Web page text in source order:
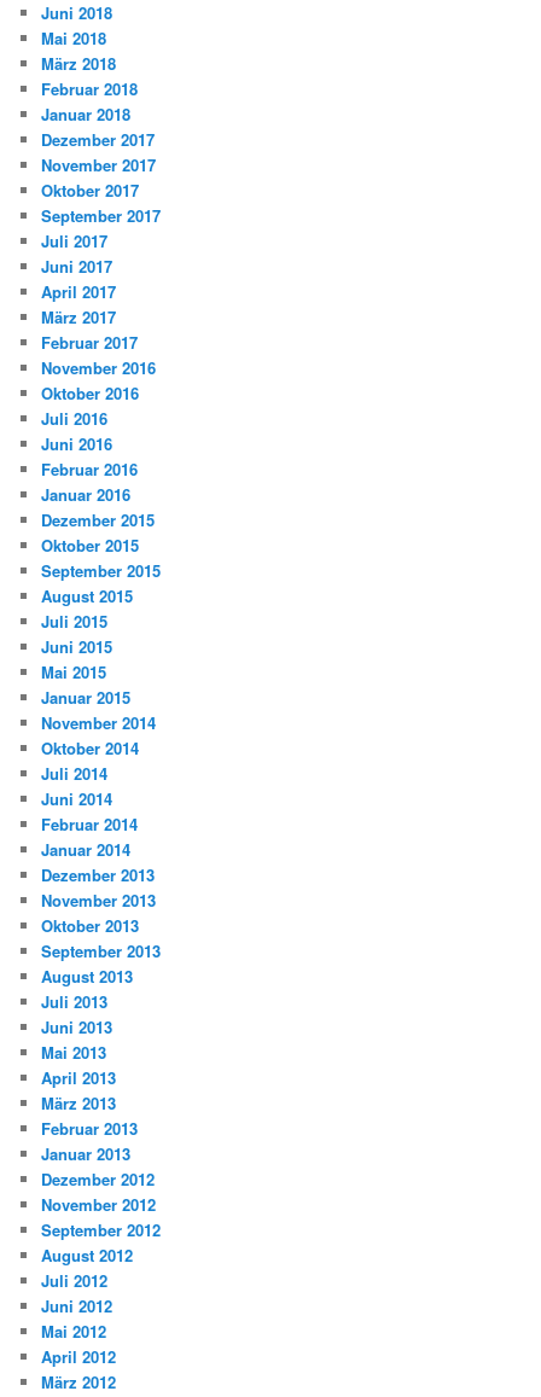
Juni 2018
Mai 2018
März 2018
Februar 2018
Januar 2018
Dezember 2017
November 2017
Oktober 2017
September 2017
Juli 2017
Juni 2017
April 2017
März 2017
Februar 2017
November 2016
Oktober 2016
Juli 2016
Juni 2016
Februar 2016
Januar 2016
Dezember 2015
Oktober 2015
September 2015
August 2015
Juli 2015
Juni 2015
Mai 2015
Januar 2015
November 2014
Oktober 2014
Juli 2014
Juni 2014
Februar 2014
Januar 2014
Dezember 2013
November 2013
Oktober 2013
September 2013
August 2013
Juli 2013
Juni 2013
Mai 2013
April 2013
März 2013
Februar 2013
Januar 2013
Dezember 2012
November 2012
September 2012
August 2012
Juli 2012
Juni 2012
Mai 2012
April 2012
März 2012